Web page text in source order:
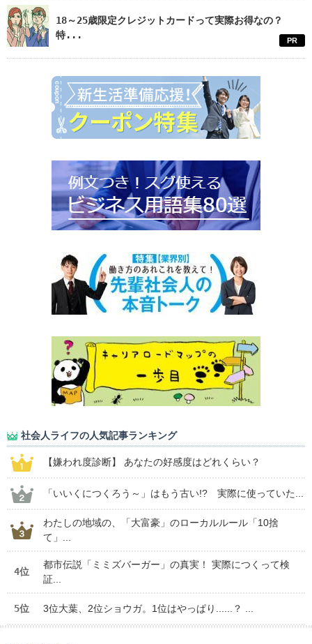
18～25歳限定クレジットカードって実際お得なの？
特...
PR
社会人ライフの人気記事ランキング
【嫌われ度診断】 あなたの好感度はどれくらい？
「いいくにつくろう～」はもう古い!? 実際に使っていた...
わたしの地域の、「大富豪」のローカルルール「10捨
て」...
4位
都市伝説「ミミズバーガー」の真実！ 実際につくって検
証...
5位 3位大葉、2位ショウガ。1位はやっぱり......？ ...